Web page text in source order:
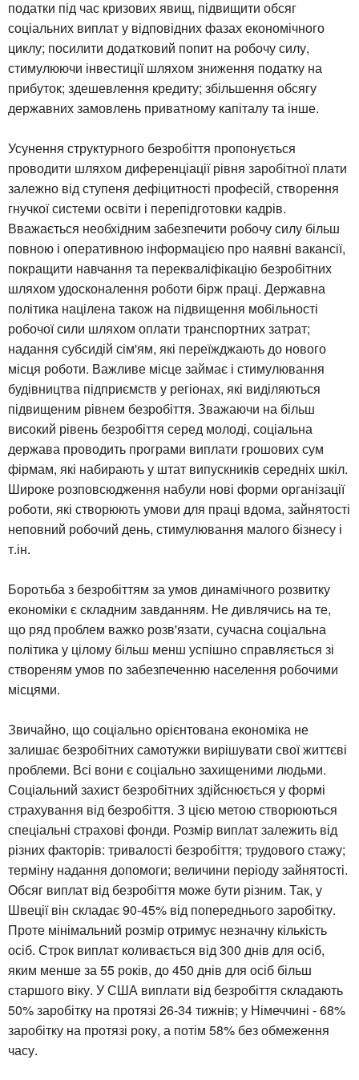
податки під час кризових явищ, підвищити обсяг
соціальних виплат у відповідних фазах економічного
циклу; посилити додатковий попит на робочу силу,
стимулюючи інвестиції шляхом зниження податку на
прибуток; здешевлення кредиту; збільшення обсягу
державних замовлень приватному капіталу та інше.
Усунення структурного безробіття пропонується
проводити шляхом диференціації рівня заробітної плати
залежно від ступеня дефіцитності професій, створення
гнучкої системи освіти і перепідготовки кадрів.
Вважається необхідним забезпечити робочу силу більш
повною і оперативною інформацією про наявні вакансії,
покращити навчання та перекваліфікацію безробітних
шляхом удосконалення роботи бірж праці. Державна
політика націлена також на підвищення мобільності
робочої сили шляхом оплати транспортних затрат;
надання субсидій сім'ям, які переїжджають до нового
місця роботи. Важливе місце займає і стимулювання
будівництва підприємств у регіонах, які виділяються
підвищеним рівнем безробіття. Зважаючи на більш
високий рівень безробіття серед молоді, соціальна
держава проводить програми виплати грошових сум
фірмам, які набирають у штат випускників середніх шкіл.
Широке розповсюдження набули нові форми організації
роботи, які створюють умови для праці вдома, зайнятості
неповний робочий день, стимулювання малого бізнесу і
т.ін.
Боротьба з безробіттям за умов динамічного розвитку
економіки є складним завданням. Не дивлячись на те,
що ряд проблем важко розв'язати, сучасна соціальна
політика у цілому більш менш успішно справляється зі
створеням умов по забезпеченню населення робочими
місцями.
Звичайно, що соціально орієнтована економіка не
залишає безробітних самотужки вирішувати свої життєві
проблеми. Всі вони є соціально захищеними людьми.
Соціальний захист безробітних здійснюється у формі
страхування від безробіття. З цією метою створюються
спеціальні страхові фонди. Розмір виплат залежить від
різних факторів: тривалості безробіття; трудового стажу;
терміну надання допомоги; величини періоду зайнятості.
Обсяг виплат від безробіття може бути різним. Так, у
Швеції він складає 90-45% від попереднього заробітку.
Проте мінімальний розмір отримує незначну кількість
осіб. Строк виплат коливається від 300 днів для осіб,
яким менше за 55 років, до 450 днів для осіб більш
старшого віку. У США виплати від безробіття складають
50% заробітку на протязі 26-34 тижнів; у Німеччині - 68%
заробітку на протязі року, а потім 58% без обмеження
часу.